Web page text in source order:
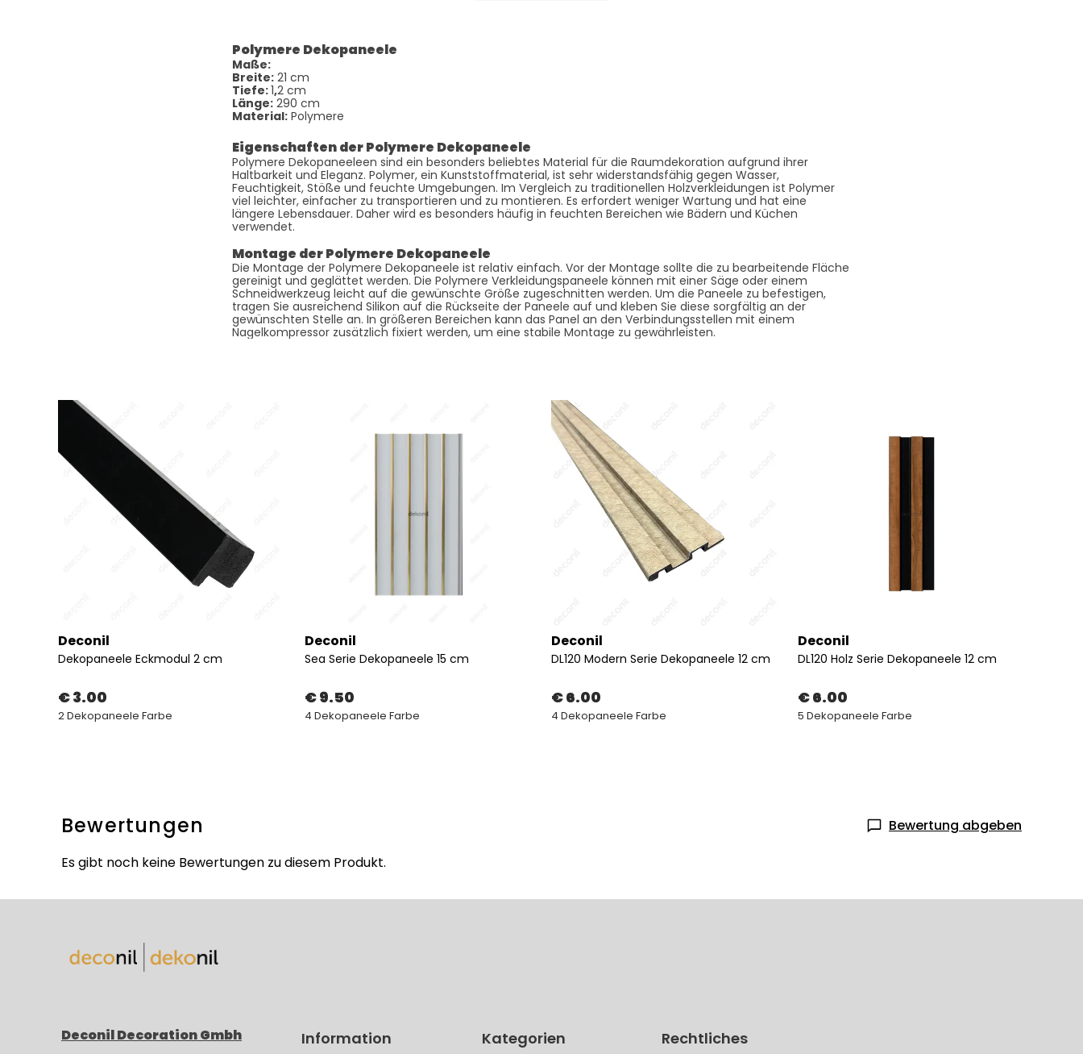
Polymere Dekopaneele
Maße:
Breite: 21 cm
Tiefe:1,2 cm
Länge: 290 cm
Material: Polymere
Eigenschaften der Polymere Dekopaneele
Polymere Dekopaneeleen sind ein besonders beliebtes Material für die Raumdekoration aufgrund ihrer
Haltbarkeit und Eleganz. Polymer, ein Kunststoffmaterial, ist sehr widerstandsfähig gegen Wasser,
Feuchtigkeit, Stöße und feuchte Umgebungen. Im Vergleich zu traditionellen Holzverkleidungen ist Polymer
viel leichter, einfacher zu transportieren und zu montieren. Es erfordert weniger Wartung und hat eine
längere Lebensdauer. Daher wird es besonders häufig in feuchten Bereichen wie Bädern und Küchen
verwendet.
Montage der Polymere Dekopaneele
Die Montage der Polymere Dekopaneele ist relativ einfach. Vor der Montage sollte die zu bearbeitende Fläche
gereinigt und geglättet werden. Die Polymere Verkleidungspaneele können mit einer Säge oder einem
Schneidwerkzeug leicht auf die gewünschte Größe zugeschnitten werden. Um die Paneele zu befestigen,
tragen Sie ausreichend Silikon auf die Rückseite der Paneele auf und kleben Sie diese sorgfältig an der
gewünschten Stelle an. In größeren Bereichen kann das Panel an den Verbindungsstellen mit einem
Nagelkompressor zusätzlich fixiert werden, um eine stabile Montage zu gewährleisten.
Deconil
Dekopaneele Eckmodul 2 cm
€ 3.00
2 Dekopaneele Farbe
Deconil
Sea Serie Dekopaneele 15 cm
€ 9.50
4 Dekopaneele Farbe
Deconil
DL120 Modern Serie Dekopaneele 12 cm
€ 6.00
4 Dekopaneele Farbe
Deconil
DL120 Holz Serie Dekopaneele 12 cm
€ 6.00
5 Dekopaneele Farbe
Bewertungen
Bewertung abgeben
Es gibt noch keine Bewertungen zu diesem Produkt.
Information Kategorien Rechtliches
Deconil Decoration Gmbh